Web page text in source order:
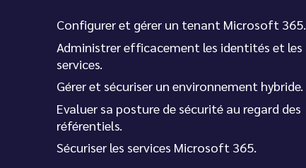
Configurer et gérer un tenant Microsoft 365.
Administrer efficacement les identités et les
services.
Gérer et sécuriser un environnement hybride.
Evaluer sa posture de sécurité au regard des
référentiels.
Sécuriser les services Microsoft 365.